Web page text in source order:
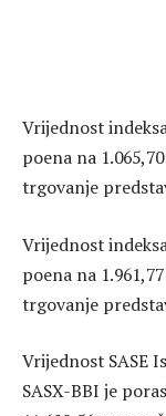
Vrijednost
poena na
trgovanje
Vrijednost
poena na
trgovanje
Vrijednost SASE
SASX-BBI je